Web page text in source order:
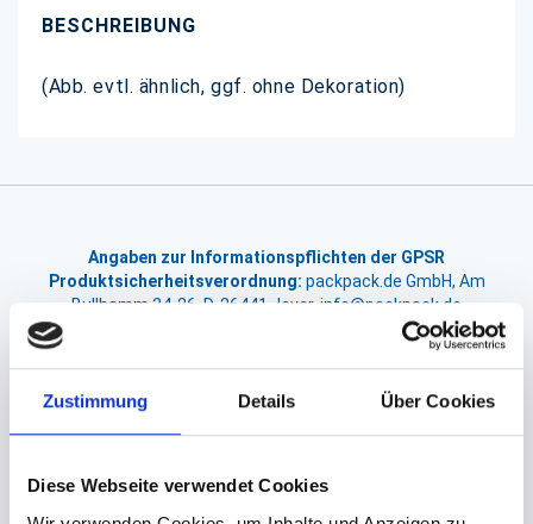
Zustimmung Details Über Cookies
Diese Webseite verwendet Cookies
BESCHREIBUNG
(Abb. evtl. ähnlich, ggf. ohne Dekoration)
Angaben zur Informationspflichten der GPSR
Produktsicherheitsverordnung: packpack.de GmbH, Am
Bullhamm 24-26, D-26441 Jever, info@packpack.de
Sie könnten auch an folgenden Artikeln
interessiert sein